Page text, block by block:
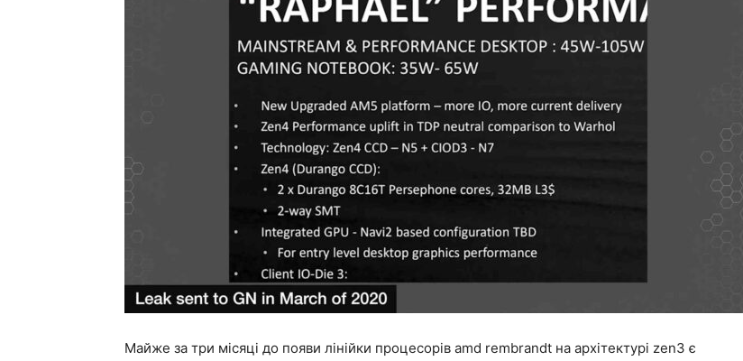
Майже за три місяці до появи лінійки процесорів amd rembrandt на архітектурі zen3 є